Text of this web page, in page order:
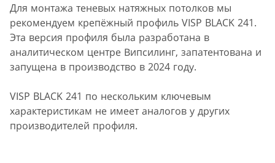
Для монтажа теневых натяжных потолков мы
рекомендуем крепёжный профиль VISP BLACK 241.
Эта версия профиля была разработана в
аналитическом центре Випсилинг, запатентована и
запущена в производство в 2024 году.
VISP BLACK 241 по нескольким ключевым
характеристикам не имеет аналогов у других
производителей профиля.